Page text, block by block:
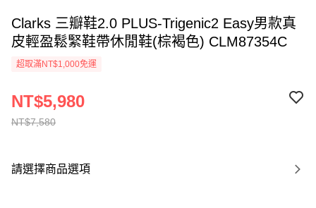
Clarks 三瓣鞋2.0 PLUS-Trigenic2 Easy男款真
皮輕盈鬆緊鞋帶休閒鞋(棕褐色) CLM87354C
超取滿NT$1,000免運
NT$7,580
NT$5,980
請選擇商品選項